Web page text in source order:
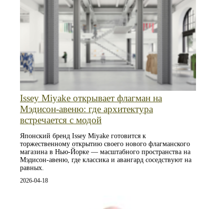
Issey Miyake открывает флагман на
Мэдисон-авеню: где архитектура
встречается с модой
Японский бренд Issey Miyake готовится к
торжественному открытию своего нового флагманского
магазина в Нью-Йорке — масштабного пространства на
Мэдисон-авеню, где классика и авангард соседствуют на
равных.
2026-04-18